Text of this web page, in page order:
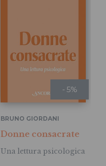
- 5%
BRUNO GIORDANI
Donne consacrate
Una lettura psicologica